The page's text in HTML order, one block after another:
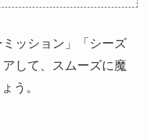
ミッション」「シーズ
して、スムーズに魔
う。